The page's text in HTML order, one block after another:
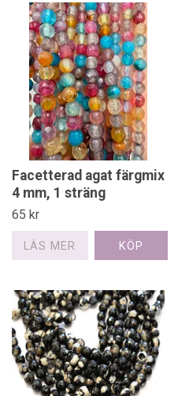
Facetterad agat färgmix
4 mm, 1 sträng
65 kr
LÄS MER